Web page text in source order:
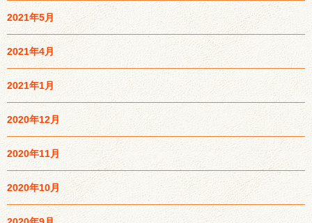
2021年5月
2021年4月
2021年1月
2020年12月
2020年11月
2020年10月